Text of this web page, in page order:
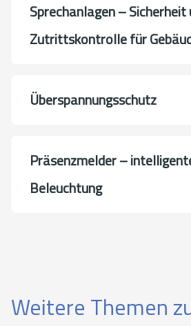
Sprechanlagen – Sicherheit
Zutrittskontrolle für
Überspannungsschutz
Präsenzmelder –
Beleuchtung
Weitere Themen